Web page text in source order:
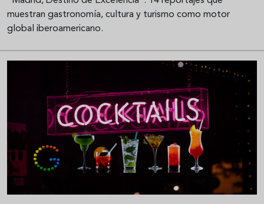
muestran gastronomía, cultura y turismo como motor
global iberoamericano.